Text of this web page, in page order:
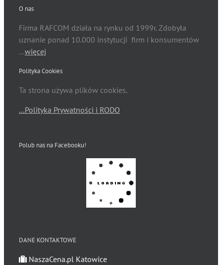
O nas
Firma RAFCOM działa na rynku od 1999r. Zdobyła
uznanie ponad 10.000 instytucji firm i konsumentów
…więcej
Polityka Cookies
Ta strona używa plików cookies.
…Polityka Prywatności i RODO
Polub nas na Facebooku!
DANE KONTAKTOWE
NaszaCena.pl Katowice